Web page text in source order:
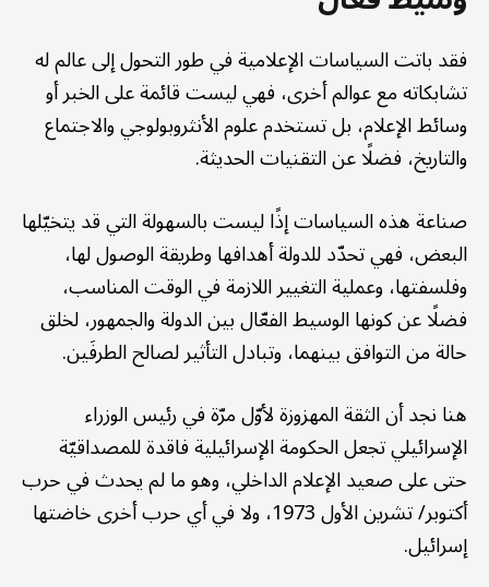
فقد باتت السياسات الإعلامية في طور التحول إلى عالم له
تشابكاته مع عوالم أخرى، فهي ليست قائمة على الخبر أو
وسائط الإعلام، بل تستخدم علوم الأنثروبولوجي والاجتماع
والتاريخ، فضلًا عن التقنيات الحديثة.
صناعة هذه السياسات إذًا ليست بالسهولة التي قد يتخيّلها
البعض، فهي تحدّد للدولة أهدافها وطريقة الوصول لها،
وفلسفتها، وعملية التغيير اللازمة في الوقت المناسب،
فضلًا عن كونها الوسيط الفعّال بين الدولة والجمهور، لخلق
حالة من التوافق بينهما، وتبادل التأثير لصالح الطرفَين.
هنا نجد أن الثقة المهزوزة لأوّل مرّة في رئيس الوزراء
الإسرائيلي تجعل الحكومة الإسرائيلية فاقدة للمصداقيّة
حتى على صعيد الإعلام الداخلي، وهو ما لم يحدث في حرب
أكتوبر/ تشرين الأول 1973، ولا في أي حرب أخرى خاضتها
إسرائيل.